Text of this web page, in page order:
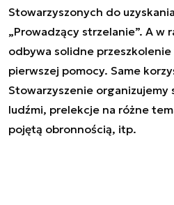
Stowarzyszonych do
„Prowadzący strzelanie”. A w
odbywa solidne
pierwszej pomocy. Same
Stowarzyszenie organizujemy
ludźmi, prelekcje na różne
pojętą obronnością, itp.